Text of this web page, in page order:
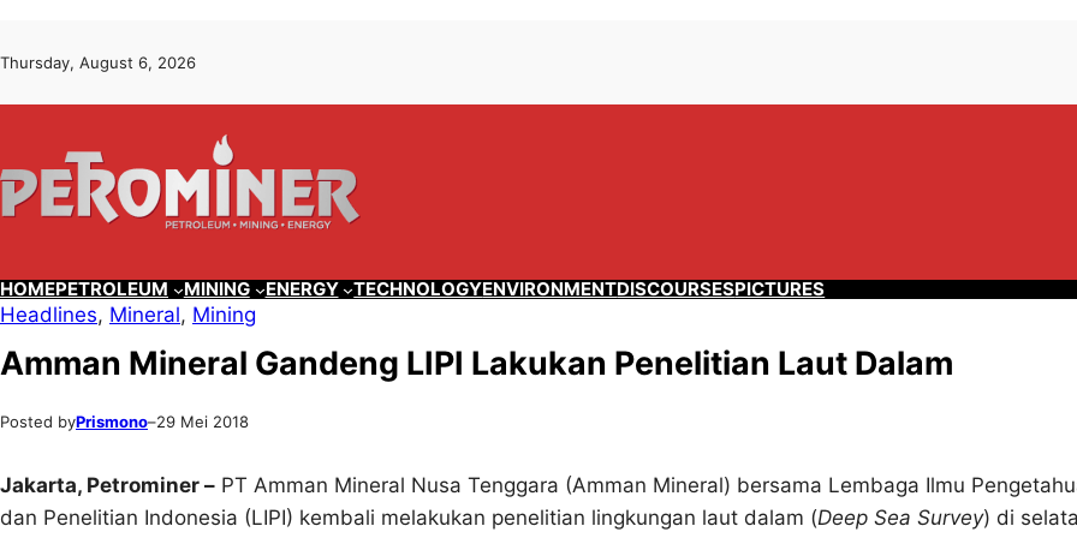
ke
konten
to
content
Thursday, August 6, 2026
HOMEPETROLEUM MINING ENERGY TECHNOLOGYENVIRONMENTDISCOURSESPICTURES
Headlines, Mineral, Mining
Amman Mineral Gandeng LIPI Lakukan Penelitian Laut Dalam
Posted byPrismono–29 Mei 2018
Jakarta, Petrominer – PT Amman Mineral Nusa Tenggara (Amman Mineral) bersama Lembaga Ilmu
dan Penelitian Indonesia (LIPI) kembali melakukan penelitian lingkungan laut dalam (Deep Sea Survey) di